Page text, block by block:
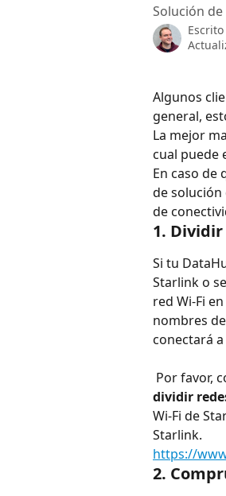
Solución
Algunos
general,
La mejor
cual puede
En caso de
de
de
1. Dividir
Si tu
Starlink o
red Wi-Fi
nombres
conectará
Por favor,
dividir
Wi-Fi de
Starlink.
https://
2.